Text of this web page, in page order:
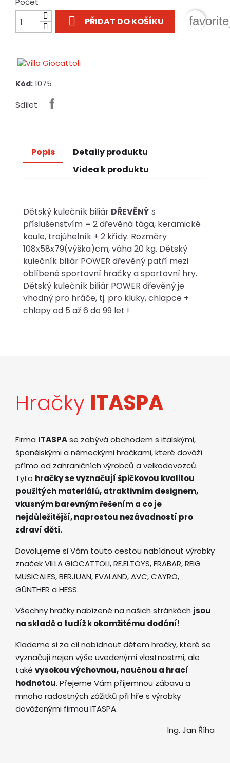
 PŘIDAT DO KOŠÍKU
Kód: 1075
Sdílet
Popis
Detaily produktu
Videa k produktu
Dětský kulečník biliár DŘEVĚNÝs
příslušenstvím = 2 dřevěná tága, keramické
koule, trojúhelník + 2 křídy. Rozměry
108x58x79(výška)cm, váha 20 kg. Dětský
kulečník biliár POWER dřevěný patří mezi
oblíbené sportovní hračky a sportovní hry.
Dětský kulečník biliár POWER dřevěný je
vhodný pro hráče, tj. pro kluky, chlapce +
chlapy od 5 až 6 do 99 let !
Hračky ITASPA
Firma ITASPAse zabývá obchodem s italskými,
španělskými a německými hračkami, které dováží
přímo od zahraničních výrobců a velkodovozců.
Tyto hračky se vyznačují špičkovou kvalitou
použitých materiálů, atraktivním designem,
vkusným barevným řešením a co je
nejdůležitější, naprostou nezávadností pro
zdraví dětí.
Dovolujeme si Vám touto cestou nabídnout výrobky
značek VILLA GIOCATTOLI, RE.ELTOYS, FRABAR, REIG
MUSICALES, BERJUAN, EVALAND, AVC, CAYRO,
GÜNTHER a HESS.
Všechny hračky nabízené na našich stránkách jsou
na skladě a tudíž k okamžitému dodání!
Klademe si za cíl nabídnout dětem hračky, které se
vyznačují nejen výše uvedenými vlastnostmi, ale
také vysokou výchovnou, naučnou a hrací
hodnotou. Přejeme Vám příjemnou zábavu a
mnoho radostných zážitků při hře s výrobky
dováženými firmou ITASPA.
Ing. Jan Říha